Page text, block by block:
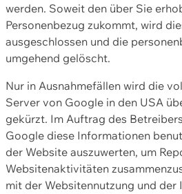
werden. Soweit den über Sie
Personenbezug zukommt, wird
ausgeschlossen und die
umgehend gelöscht.
Nur in Ausnahmefällen wird die
Server von Google in den USA
gekürzt. Im Auftrag des
Google diese Informationen
der Website auszuwerten, um
Websitenaktivitäten
mit der Websitennutzung und der